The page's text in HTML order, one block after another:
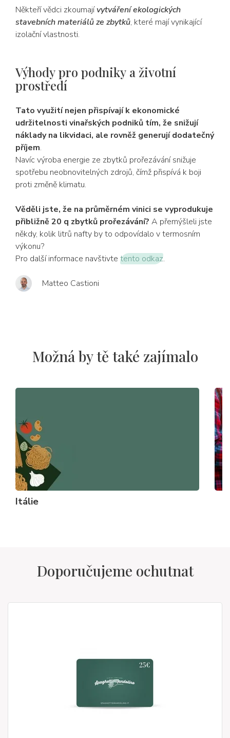
Někteří vědci zkoumajívytváření ekologických
stavebních materiálů ze zbytků, které mají vynikající
izolační vlastnosti.
Výhody pro podniky a životní
prostředí
Tato využití nejen přispívají k ekonomické
udržitelnosti vinařských podniků tím, že snižují
náklady na likvidaci, ale rovněž generují dodatečný
příjem.
Navíc výroba energie ze zbytků prořezávání snižuje
spotřebu neobnovitelných zdrojů, čímž přispívá k boji
proti změně klimatu.
Věděli jste, že na průměrném vinici se vyprodukuje
přibližně 20 q zbytků prořezávání? A přemýšleli jste
někdy, kolik litrů nafty by to odpovídalo v termosním
výkonu?
Pro další informace navštivte tento odkaz.
Matteo Castioni
Možná by tě také zajímalo
Itálie
Doporučujeme ochutnat